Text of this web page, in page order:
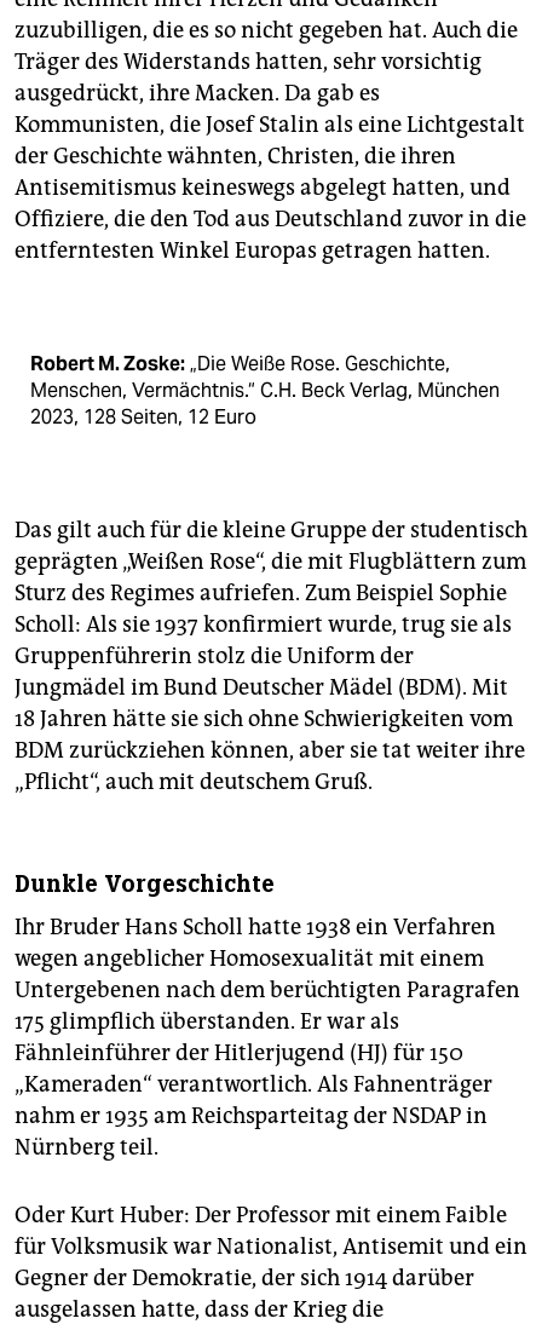
zuzubilligen, die es so nicht gegeben hat. Auch die
Träger des Widerstands hatten, sehr vorsichtig
ausgedrückt, ihre Macken. Da gab es
Kommunisten, die Josef Stalin als eine Lichtgestalt
der Geschichte wähnten, Christen, die ihren
Antisemitismus keineswegs abgelegt hatten, und
Offiziere, die den Tod aus Deutschland zuvor in die
entferntesten Winkel Europas getragen hatten.
Robert M. Zoske:„Die Weiße Rose. Geschichte,
Menschen, Vermächtnis.“ C.H. Beck Verlag, München
2023, 128 Seiten, 12 Euro
Das gilt auch für die kleine Gruppe der studentisch
geprägten „Weißen Rose“, die mit Flugblättern zum
Sturz des Regimes aufriefen. Zum Beispiel Sophie
Scholl: Als sie 1937 konfirmiert wurde, trug sie als
Gruppenführerin stolz die Uniform der
Jungmädel im Bund Deutscher Mädel (BDM). Mit
18 Jahren hätte sie sich ohne Schwierigkeiten vom
BDM zurückziehen können, aber sie tat weiter ihre
„Pflicht“, auch mit deutschem Gruß.
Dunkle Vorgeschichte
Ihr Bruder Hans Scholl hatte 1938 ein Verfahren
wegen angeblicher Homosexualität mit einem
Untergebenen nach dem berüchtigten Paragrafen
175 glimpflich überstanden. Er war als
Fähnleinführer der Hitlerjugend (HJ) für 150
„Kameraden“ verantwortlich. Als Fahnenträger
nahm er 1935 am Reichsparteitag der NSDAP in
Nürnberg teil.
Oder Kurt Huber: Der Professor mit einem Faible
für Volksmusik war Nationalist, Antisemit und ein
Gegner der Demokratie, der sich 1914 darüber
ausgelassen hatte, dass der Krieg die